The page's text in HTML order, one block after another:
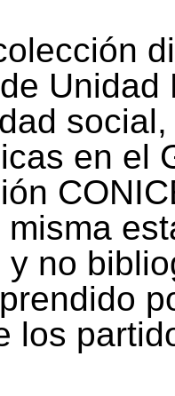
Unidad
en el
no
los